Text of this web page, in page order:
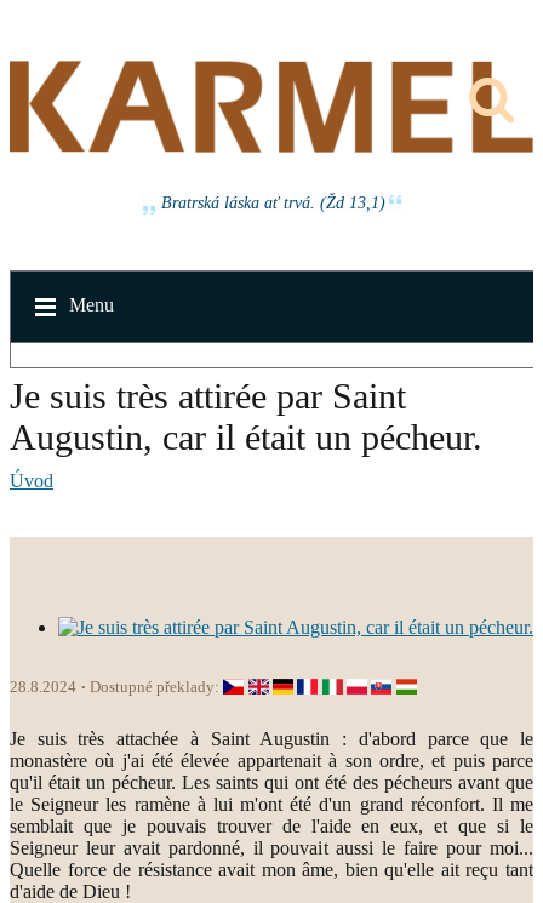
Bratrská láska ať trvá. (Žd 13,1)
Menu
Je suis très attirée par Saint
Augustin, car il était un pécheur.
Úvod
28.8.2024 Dostupné překlady:
Je suis très attachée à Saint Augustin : d'abord parce que le
monastère où j'ai été élevée appartenait à son ordre, et puis parce
qu'il était un pécheur. Les saints qui ont été des pécheurs avant que
le Seigneur les ramène à lui m'ont été d'un grand réconfort. Il me
semblait que je pouvais trouver de l'aide en eux, et que si le
Seigneur leur avait pardonné, il pouvait aussi le faire pour moi...
Quelle force de résistance avait mon âme, bien qu'elle ait reçu tant
d'aide de Dieu !